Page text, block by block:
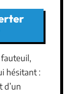
hésitant :